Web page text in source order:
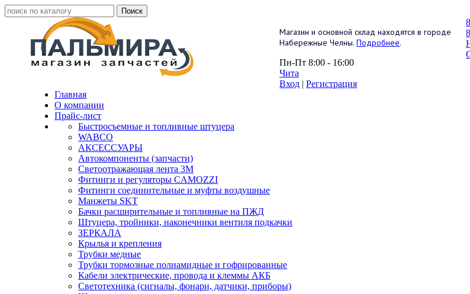
Магазин и основной склад находятся в городе
Набережные Челны. Подробнее.
Пн-Пт 8:00 - 16:00
Чита
Вход | Регистрация
Главная
О компании
Прайс-лист
Быстросъемные и топливные штуцера
WABCO
АКСЕССУАРЫ
Автокомпоненты (запчасти)
Светоотражающая лента 3М
Фитинги и регуляторы CAMOZZI
Фитинги соединительные и муфты воздушные
Манжеты SKT
Бачки расширительные и топливные на ПЖД
Штуцера, тройники, наконечники вентиля подкачки
ЗЕРКАЛА
Крылья и крепления
Трубки медные
Трубки тормозные полиамидные и гофрированные
Кабели электрические, провода и клеммы АКБ
Светотехника (сигналы, фонари, датчики, приборы)